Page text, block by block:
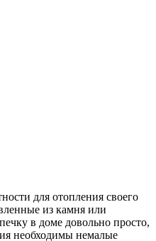
для отопления своего
из камня или
в доме довольно просто,
необходимы немалые